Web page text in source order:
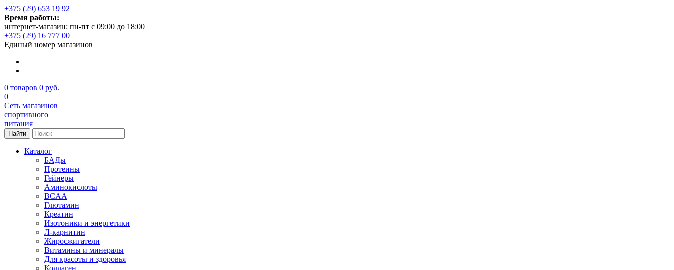
+375 (29) 653 19 92
Время работы:
интернет-магазин: пн-пт с 09:00 до 18:00
+375 (29) 16 777 00
Единый номер магазинов
0 товаров 0 руб.
0
Сеть магазинов
спортивного
питания
Найти
Каталог
БАДы
Протеины
Гейнеры
Аминокислоты
BCAA
Глютамин
Креатин
Изотоники и энергетики
Л-карнитин
Жиросжигатели
Витамины и минералы
Для красоты и здоровья
Коллаген